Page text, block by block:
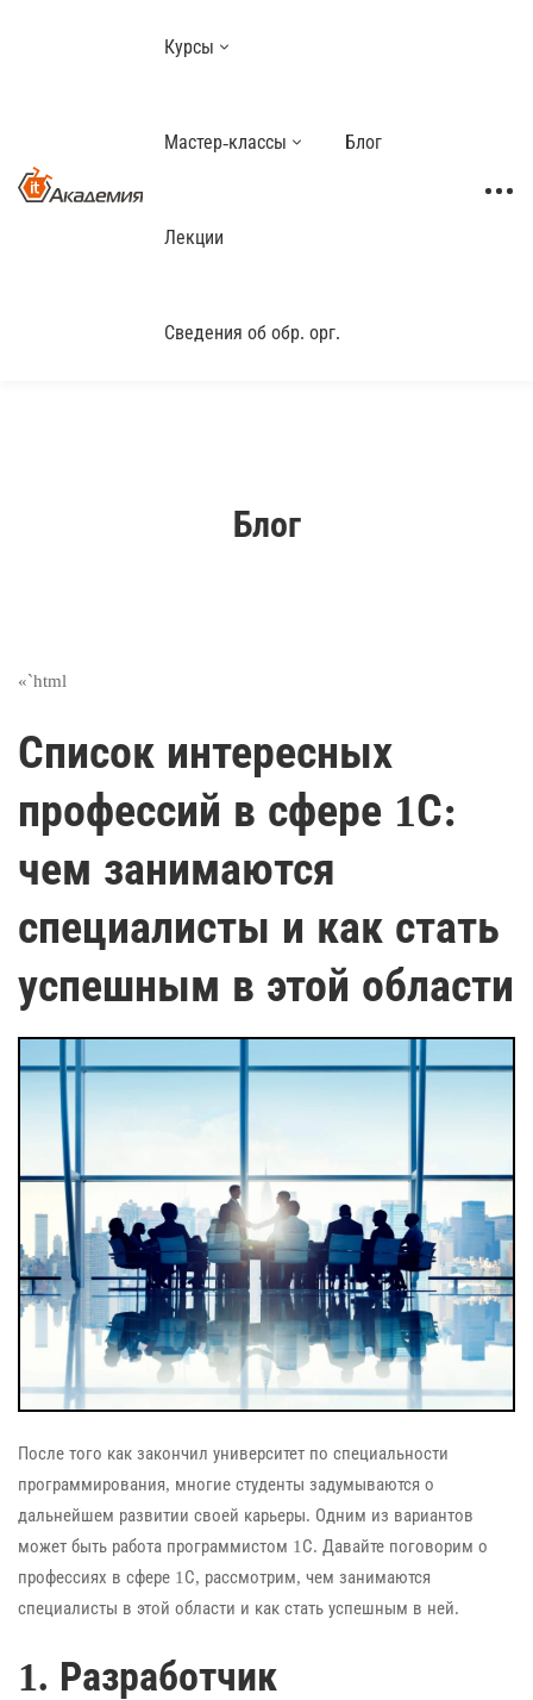
Курсы
Мастер-классы Блог
Лекции
Сведения об обр. орг.
Блог
«`html
Список интересных
профессий в сфере 1С:
чем занимаются
специалисты и как стать
успешным в этой области
После того как закончил университет по специальности
программирования, многие студенты задумываются о
дальнейшем развитии своей карьеры. Одним из вариантов
может быть работа программистом 1С. Давайте поговорим о
профессиях в сфере 1С, рассмотрим, чем занимаются
специалисты в этой области и как стать успешным в ней.
1. Разработчик